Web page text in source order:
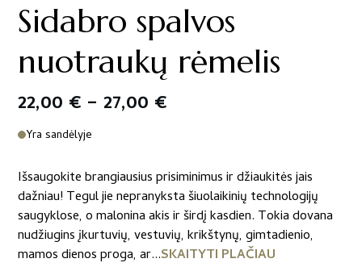
Sidabro spalvos
nuotraukų rėmelis
22,00 € – 27,00 €
22,00 €
through
27,00 €
Yra sandėlyje
Išsaugokite brangiausius prisiminimus ir džiaukitės jais
dažniau! Tegul jie nepranyksta šiuolaikinių technologijų
saugyklose, o malonina akis ir širdį kasdien. Tokia dovana
nudžiugins įkurtuvių, vestuvių, krikštynų, gimtadienio,
mamos dienos proga, ar...SKAITYTI PLAČIAU